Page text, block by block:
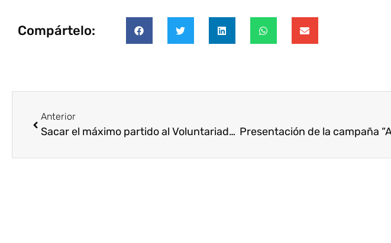
Compártelo:
Anterior
Sacar el máximo partido al Voluntariado Corporativo en el ámbito escolar